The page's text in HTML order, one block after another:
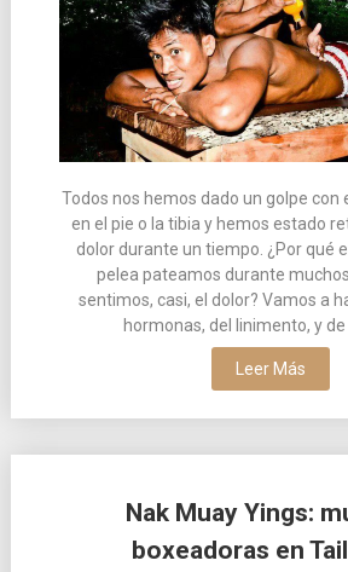
Todos nos hemos dado un golpe con
en el pie o la tibia y hemos estado
dolor durante un tiempo. ¿Por qué
pelea pateamos durante
sentimos, casi, el dolor? Vamos a
hormonas, del linimento, y
Leer Más
Nak Muay Yings:
boxeadoras en